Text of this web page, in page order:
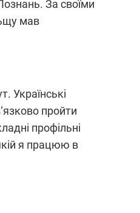
За своїми
мав
Українські
пройти
профільні
я працюю в